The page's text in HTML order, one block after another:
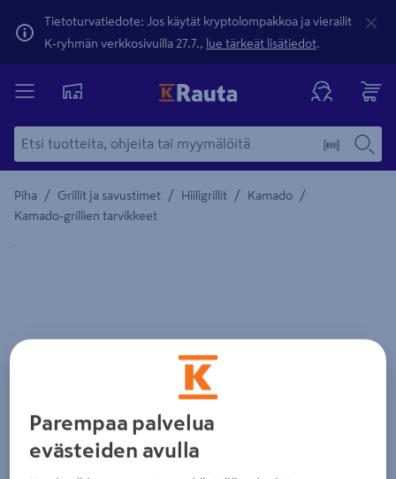
Tietoturvatiedote: Jos käytät kryptolompakkoa ja vierailit
K-ryhmän verkkosivuilla 27.7., lue tärkeät lisätiedot.
Piha / Grillit ja savustimet / Hiiligrillit / Kamado /
Kamado-grillien tarvikkeet
Yksityiskohtainen kuvaus löytyy Tuotteen kuvaus -
Parempaa palvelua
evästeiden avulla